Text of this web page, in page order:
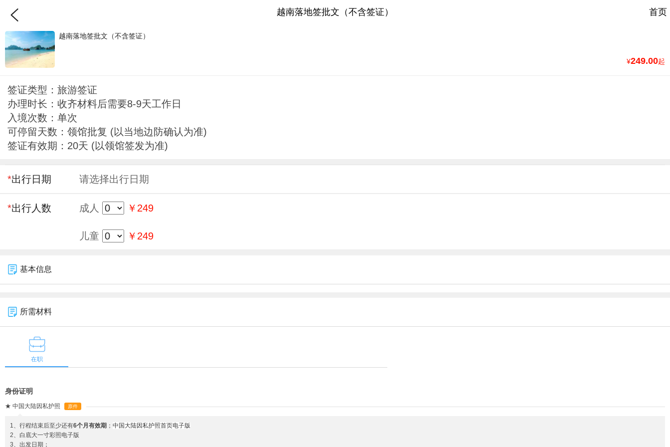
越南落地签批文（不含签证） 首页
越南落地签批文（不含签证）
¥249.00起
签证类型：旅游签证
办理时长：收齐材料后需要8-9天工作日
入境次数：单次
可停留天数：领馆批复 (以当地边防确认为准)
签证有效期：20天 (以领馆签发为准)
*出行日期 请选择出行日期
*出行人数 成人 ￥249
儿童 ￥249
基本信息
所需材料
在职
身份证明
★ 中国大陆因私护照 原件
1、行程结束后至少还有6个月有效期 ； 中国大陆因私护照首页电子版
2、白底大一寸彩照电子版
3、出发日期；